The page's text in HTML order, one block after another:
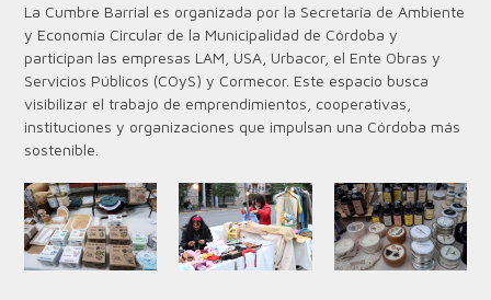
La Cumbre Barrial es organizada por la Secretaría de Ambiente
y Economía Circular de la Municipalidad de Córdoba y
participan las empresas LAM, USA, Urbacor, el Ente Obras y
Servicios Públicos (COyS) y Cormecor. Este espacio busca
visibilizar el trabajo de emprendimientos, cooperativas,
instituciones y organizaciones que impulsan una Córdoba más
sostenible.